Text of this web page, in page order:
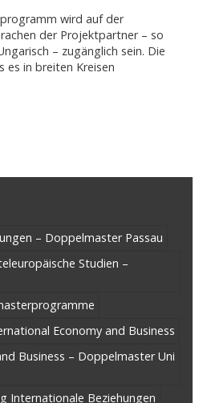
wird auf der
der Projektpartner – so
– zugänglich sein. Die
es in breiten Kreisen
– Doppelmaster Passau
Studien –
Economy and Business
Business – Doppelmaster Uni
Internationale Beziehungen